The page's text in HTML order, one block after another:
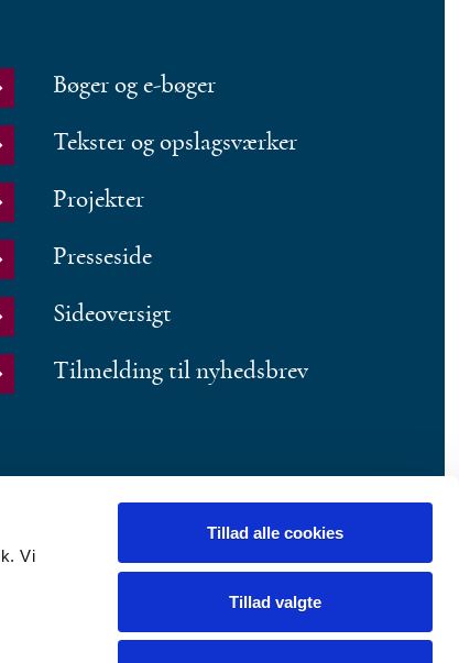
Vi
Tillad alle cookies
Tillad valgte
Bøger og e-bøger
Tekster og opslagsværker
Projekter
Presseside
Sideoversigt
Tilmelding til nyhedsbrev